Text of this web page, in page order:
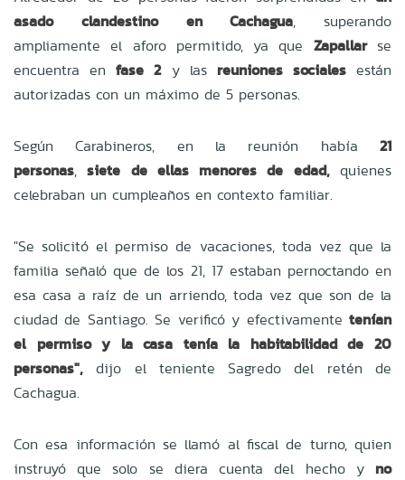
asado clandestino en Cachagua, superando
ampliamente el aforo permitido, ya que Zapallarse
encuentra enfase 2y las reuniones socialesestán
autorizadas con un máximo de 5 personas.
Según Carabineros, en la reunión había 21
personas, siete de ellas menores de edad, quienes
celebraban un cumpleaños en contexto familiar.
"Se solicitó el permiso de vacaciones, toda vez que la
familia señaló que de los 21, 17 estaban pernoctando en
esa casa a raíz de un arriendo, toda vez que son de la
ciudad de Santiago. Se verificó y efectivamente tenían
el permiso y la casa tenía la habitabilidad de 20
personas",
dijo el teniente Sagredo del retén de
Cachagua.
Con esa información se llamó al fiscal de turno, quien
instruyó que solo se diera cuenta del hecho y no